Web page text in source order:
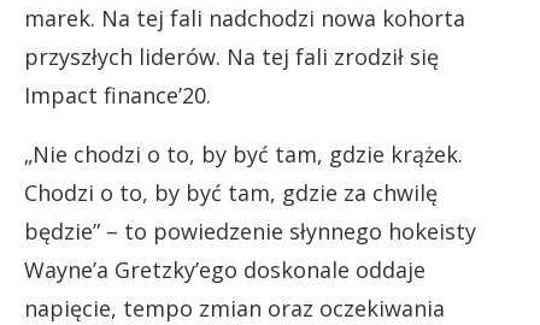
marek. Na tej fali nadchodzi nowa kohorta
przyszłych liderów. Na tej fali zrodził się
Impact finance’20.
„Nie chodzi o to, by być tam, gdzie krążek.
Chodzi o to, by być tam, gdzie za chwilę
będzie” – to powiedzenie słynnego hokeisty
Wayne’a Gretzky’ego doskonale oddaje
napięcie, tempo zmian oraz oczekiwania